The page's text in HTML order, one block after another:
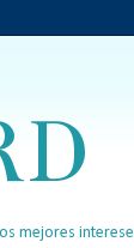
mejores